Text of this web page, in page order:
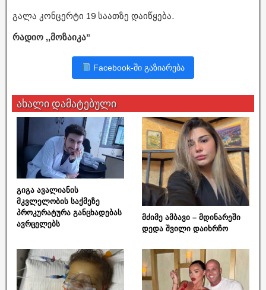
გალა კონცერტი 19 საათზე დაიწყება.
რადიო ,,მოზაიკა”
Facebook-ში გაზიარება
ახალი დამატებული
გიგა ავალიანის
მკვლელობის საქმეზე
პროკურატურა განცხადებას
ავრცელებს
მძიმე ამბავი – მდინარეში
დედა შვილი დაიხრჩო